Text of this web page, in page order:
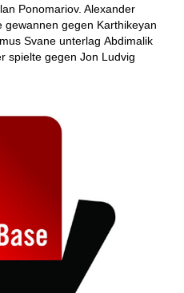
Ponomariov. Alexander
gegen Karthikeyan
Svane unterlag Abdimalik
spielte gegen Jon Ludvig